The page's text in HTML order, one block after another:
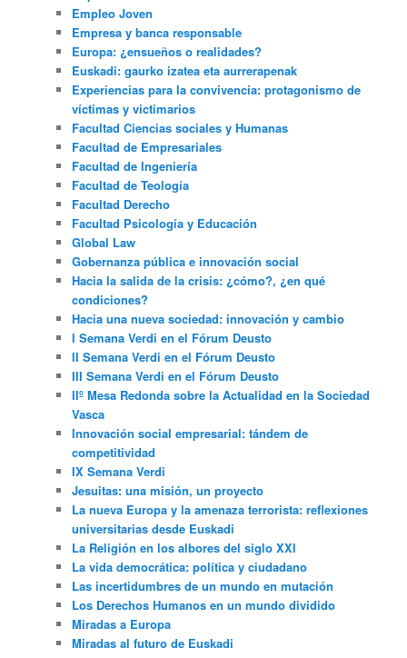
Empleo Joven
Empresa y banca responsable
Europa: ¿ensueños o realidades?
Euskadi: gaurko izatea eta aurrerapenak
Experiencias para la convivencia: protagonismo de
víctimas y victimarios
Facultad Ciencias sociales y Humanas
Facultad de Empresariales
Facultad de Ingeniería
Facultad de Teología
Facultad Derecho
Facultad Psicología y Educación
Global Law
Gobernanza pública e innovación social
Hacia la salida de la crisis: ¿cómo?, ¿en qué
condiciones?
Hacia una nueva sociedad: innovación y cambio
I Semana Verdi en el Fórum Deusto
II Semana Verdi en el Fórum Deusto
III Semana Verdi en el Fórum Deusto
IIº Mesa Redonda sobre la Actualidad en la Sociedad
Vasca
Innovación social empresarial: tándem de
competitividad
IX Semana Verdi
Jesuitas: una misión, un proyecto
La nueva Europa y la amenaza terrorista: reflexiones
universitarias desde Euskadi
La Religión en los albores del siglo XXI
La vida democrática: política y ciudadano
Las incertidumbres de un mundo en mutación
Los Derechos Humanos en un mundo dividido
Miradas a Europa
Miradas al futuro de Euskadi